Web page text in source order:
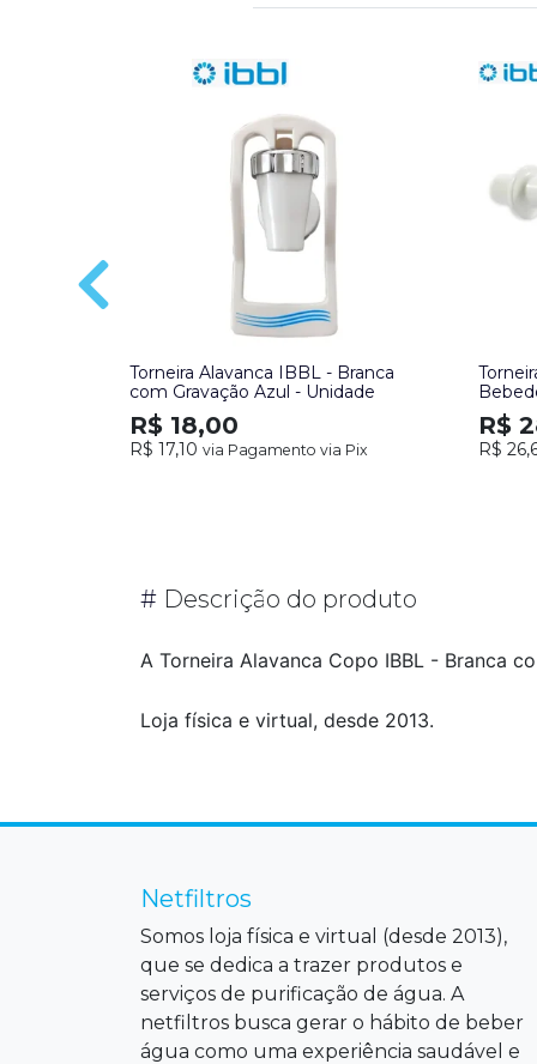
Torneira Alavanca IBBL - Branca
com Gravação Azul - Unidade
R$ 18,00
R$ 17,10 via Pagamento via Pix
R$
R$
# Descrição do produto
A Torneira Alavanca Copo IBBL - Branca
Loja física e virtual, desde 2013.
Netfiltros
Somos loja física e virtual (desde 2013),
que se dedica a trazer produtos e
serviços de purificação de água. A
netfiltros busca gerar o hábito de beber
água como uma experiência saudável e